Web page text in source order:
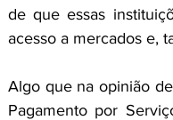
de que essas
acesso a mercados e,
Algo que na opinião
Pagamento por